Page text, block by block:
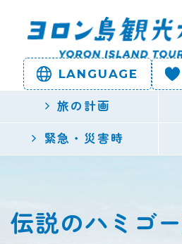
ヨ
観
ド |
端
LANGUAGE
旅の計画
緊急・災害時
伝説のハミゴ